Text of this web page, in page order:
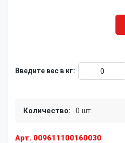
Арт. 009611100160030
Введите вес в кг:
Количество: 0 шт.